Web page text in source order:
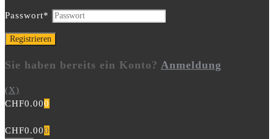
Passwort*
Sie haben bereits ein Konto? Anmeldung
(X)
CHF0.000
CHF0.000